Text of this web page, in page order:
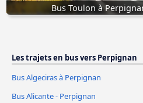
Bus Toulon à
Les trajets en bus vers Perpignan
Bus Algeciras à Perpignan
Bus Alicante - Perpignan